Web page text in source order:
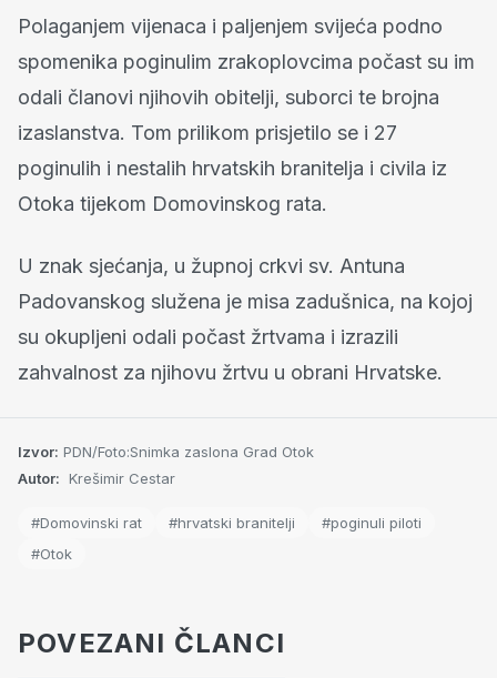
Polaganjem vijenaca i paljenjem svijeća podno
spomenika poginulim zrakoplovcima počast su im
odali članovi njihovih obitelji, suborci te brojna
izaslanstva. Tom prilikom prisjetilo se i 27
poginulih i nestalih hrvatskih branitelja i civila iz
Otoka tijekom Domovinskog rata.
U znak sjećanja, u župnoj crkvi sv. Antuna
Padovanskog služena je misa zadušnica, na kojoj
su okupljeni odali počast žrtvama i izrazili
zahvalnost za njihovu žrtvu u obrani Hrvatske.
Izvor: PDN/Foto:Snimka zaslona Grad Otok
Autor: Krešimir Cestar
#Domovinski rat #hrvatski branitelji
#poginuli piloti
#Otok
POVEZANI ČLANCI